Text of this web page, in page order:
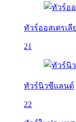
ทัวร์ออสเตรเลีย
21
ทัวร์นิวซีแลนด์
22